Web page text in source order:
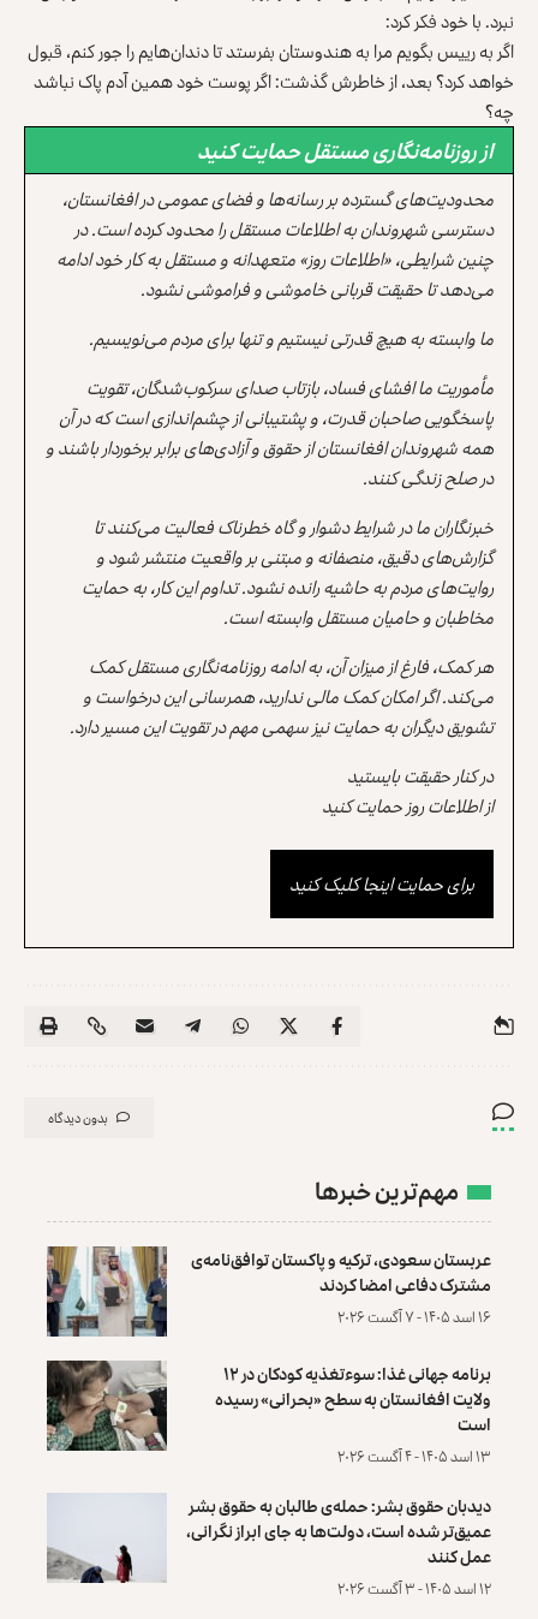
نبرد. با خود فکر کرد:
اگر به رییس بگویم مرا به هندوستان بفرستد تا دندان‌هایم را جور کنم، قبول
خواهد کرد؟ بعد، از خاطرش گذشت: اگر پوست خود همین آدم پاک نباشد
چه؟
از روزنامه‌نگاری مستقل حمایت کنید
محدودیت‌های گسترده بر رسانه‌ها و فضای عمومی در افغانستان،
دسترسی شهروندان به اطلاعات مستقل را محدود کرده است. در
چنین شرایطی، «اطلاعات روز» متعهدانه و مستقل به کار خود ادامه
می‌دهد تا حقیقت قربانی خاموشی و فراموشی نشود.
ما وابسته به هیچ قدرتی نیستیم و تنها برای مردم می‌نویسیم.
مأموریت ما افشای فساد، بازتاب صدای سرکوب‌شدگان، تقویت
پاسخگویی صاحبان قدرت، و پشتیبانی از چشم‌اندازی است که در آن
همه شهروندان افغانستان از حقوق و آزادی‌های برابر برخوردار باشند و
در صلح زندگی کنند.
خبرنگاران ما در شرایط دشوار و گاه خطرناک فعالیت می‌کنند تا
گزارش‌های دقیق، منصفانه و مبتنی بر واقعیت منتشر شود و
روایت‌های مردم به حاشیه رانده نشود. تداوم این کار، به حمایت
مخاطبان و حامیان مستقل وابسته است.
هر کمک، فارغ از میزان آن، به ادامه روزنامه‌نگاری مستقل کمک
می‌کند. اگر امکان کمک مالی ندارید، همرسانی این درخواست و
تشویق دیگران به حمایت نیز سهمی مهم در تقویت این مسیر دارد.
در کنار حقیقت بایستید
از اطلاعات روز حمایت کنید
برای حمایت اینجا کلیک کنید
بدون دیدگاه
مهم‌ترین خبرها
عربستان سعودی، ترکیه و پاکستان توافق‌نامه‌ی
مشترک دفاعی امضا کردند
۱۶ اسد ۱۴۰۵ - ۷ آگست ۲۰۲۶
برنامه جهانی غذا: سوءتغذیه کودکان در ۱۲
ولایت افغانستان به سطح «بحرانی» رسیده
است
۱۳ اسد ۱۴۰۵ - ۴ آگست ۲۰۲۶
دیدبان حقوق بشر: حمله‌ی طالبان به حقوق بشر
عمیق‌تر شده است، دولت‌ها به جای ابراز نگرانی،
عمل کنند
۱۲ اسد ۱۴۰۵ - ۳ آگست ۲۰۲۶